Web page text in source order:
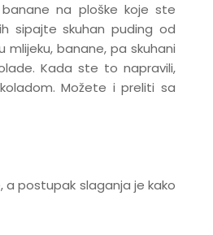
na ploške koje ste
sipajte skuhan puding od
banane, pa skuhani
Kada ste to napravili,
Možete i preliti sa
postupak slaganja je kako